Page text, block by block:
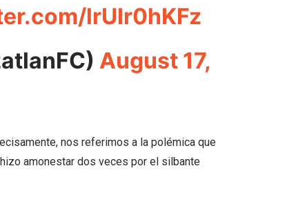
lrUIr0hKFz
August 17,
nos referimos a la polémica que
amonestar dos veces por el silbante